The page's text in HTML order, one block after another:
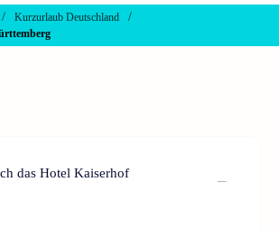
/ Kurzurlaub Deutschland /
das Hotel Kaiserhof